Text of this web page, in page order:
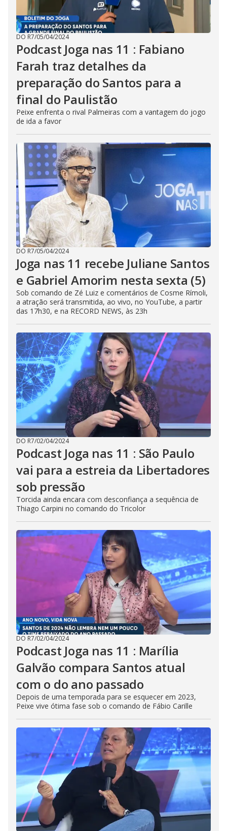
DO R7/05/04/2024
Podcast Joga nas 11 : Fabiano
Farah traz detalhes da
preparação do Santos para a
final do Paulistão
Peixe enfrenta o rival Palmeiras com a vantagem do jogo
de ida a favor
DO R7/05/04/2024
Joga nas 11 recebe Juliane Santos
e Gabriel Amorim nesta sexta (5)
Sob comando de Zé Luiz e comentários de Cosme Rímoli,
a atração será transmitida, ao vivo, no YouTube, a partir
das 17h30, e na RECORD NEWS, às 23h
DO R7/02/04/2024
Podcast Joga nas 11 : São Paulo
vai para a estreia da Libertadores
sob pressão
Torcida ainda encara com desconfiança a sequência de
Thiago Carpini no comando do Tricolor
DO R7/02/04/2024
Podcast Joga nas 11 : Marília
Galvão compara Santos atual
com o do ano passado
Depois de uma temporada para se esquecer em 2023,
Peixe vive ótima fase sob o comando de Fábio Carille